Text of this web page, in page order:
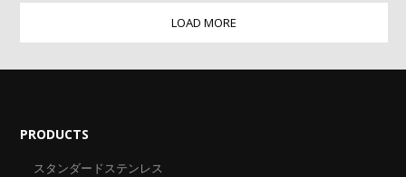
LOAD MORE
PRODUCTS
スタンダードステンレス